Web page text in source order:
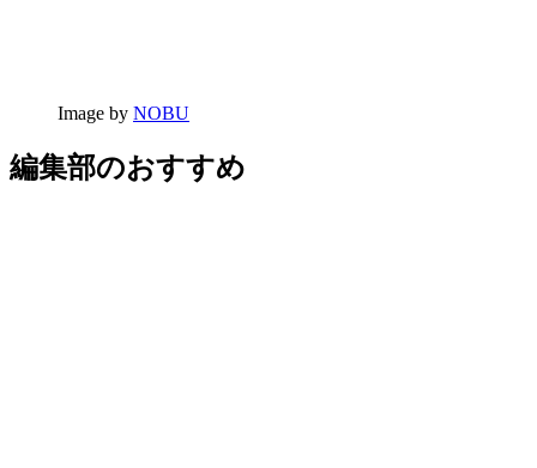
Image by NOBU
編集部のおすすめ